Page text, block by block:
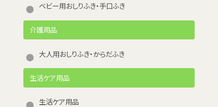
ベビー用おしりふき・手口ふき
介護用品
大人用おしりふき・からだふき
生活ケア用品
生活ケア用品